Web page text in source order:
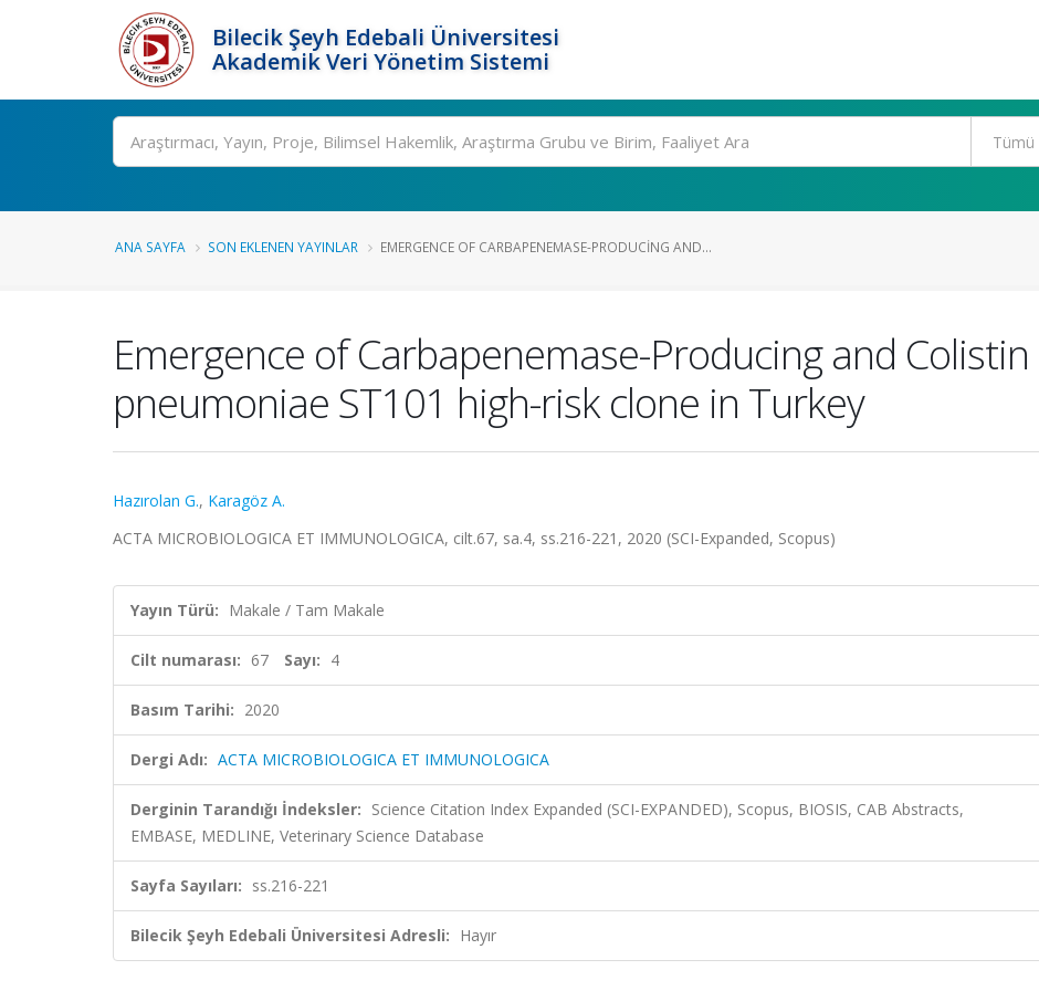
Bilecik Şeyh Edebali Üniversitesi
Akademik Veri Yönetim Sistemi
Ara
ANA SAYFA SON EKLENEN YAYINLAR EMERGENCE OF CARBAPENEMASE-PRODUCING AND...
Emergence of Carbapenemase-Producing and
pneumoniae ST101 high-risk clone in Turkey
Hazırolan G., Karagöz A.
ACTA MICROBIOLOGICA ET IMMUNOLOGICA, cilt.67, sa.4, ss.216-221, 2020 (SCI-Expanded, Scopus)
Yayın Türü: Makale / Tam Makale
Cilt numarası: 67 Sayı: 4
Basım Tarihi: 2020
Dergi Adı: ACTA MICROBIOLOGICA ET IMMUNOLOGICA
Derginin Tarandığı İndeksler: Science Citation Index Expanded (SCI-EXPANDED), Scopus, BIOSIS, CAB Abstracts,
EMBASE, MEDLINE, Veterinary Science Database
Sayfa Sayıları: ss.216-221
Bilecik Şeyh Edebali Üniversitesi Adresli: Hayır